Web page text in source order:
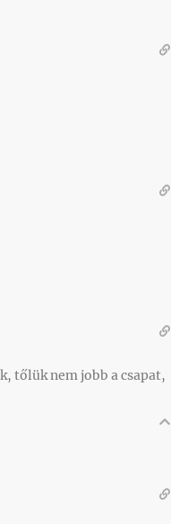
tőlük nem jobb a csapat,